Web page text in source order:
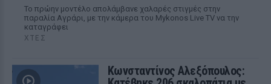
Το πρώην μοντέλο απολάμβανε χαλαρές στιγμές στην
παραλία Αγράρι, με την κάμερα του Mykonos Live TV να την
καταγράφει
ΧΤΕΣ
Κωνσταντίνος Αλεξόπουλος: